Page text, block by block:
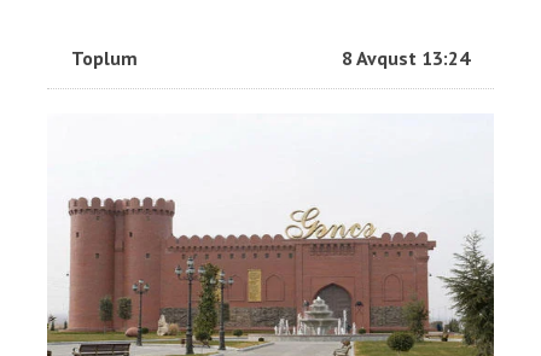
Toplum 8 Avqust 13:24